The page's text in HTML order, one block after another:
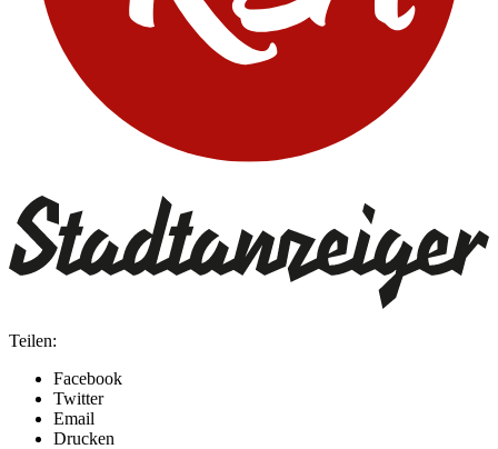
Teilen:
Facebook
Twitter
Email
Drucken